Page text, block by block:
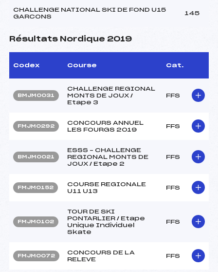
CHALLENGE NATIONAL SKI DE FOND U15
GARCONS
145
Résultats Nordique 2019
Codex Course Cat.
BMJM0031
CHALLENGE REGIONAL
MONTS DE JOUX /
Etape 3
FFS
FMJM0292
CONCOURS ANNUEL
LES FOURGS 2019
FFS
BMJM0021
ESSS – CHALLENGE
REGIONAL MONTS DE
JOUX / Etape 2
FFS
FMJM0152
COURSE REGIONALE
U11 U13
FFS
FMJM0102
TOUR DE SKI
PONTARLIER / Etape
Unique Individuel
Skate
FFS
FMJM0072
CONCOURS DE LA
RELEVE
FFS